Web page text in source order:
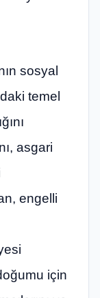
sosyal
temel
asgari
engelli
için